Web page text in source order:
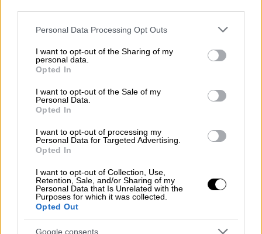
Please note that this website/app uses one or more Google
not limited to your visit or usage behaviour. You may click to
grant or deny consent to Google and its third-party tags to
use your data for below specified purposes in below Google
consent section.
Personal Data Processing Opt Outs
I want to opt-out of the Sharing of my
personal data.
Opted In
I want to opt-out of the Sale of my
Personal Data.
Opted In
I want to opt-out of processing my
Personal Data for Targeted Advertising.
Opted In
I want to opt-out of Collection, Use,
Retention, Sale, and/or Sharing of my
Personal Data that Is Unrelated with the
Purposes for which it was collected.
Opted Out
Google consents
συναντήσουμε κάποιο βράδυ» γράφει
συγκεκριμένα.
«Υποθέτω ότι
κρυφτεί. Αυτό θα τους συμβούλευα εγώ.
Μας έχουν κουράσει με τις απειλές και τις
αποφασιστικότητα μας και τύχη τους θα
είναι ίδια. Ας το αναλογισθούν. Έχουν ακόμα
πολύ χρόνο. Προλαβαίνουν να αναθεωρήσουν
τις απειλητικές απόψεις τους και να γίνουν
αξιοπρεπείς ειρηνικοί, και πολιτισμένοι
γείτονες για να δουλέψουμε μαζί για το
κοινό καλό των λαών μας» καταλήγει.